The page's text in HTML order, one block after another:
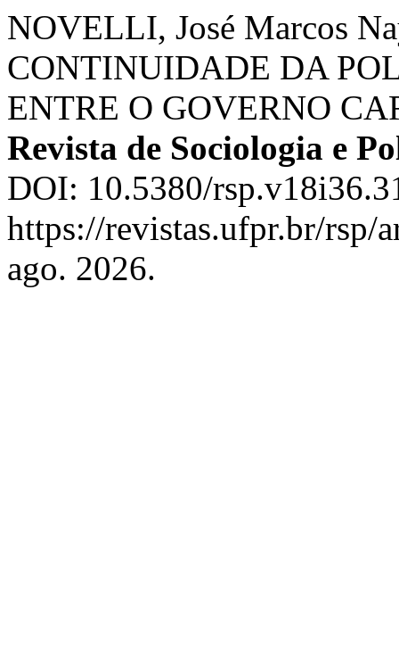
NOVELLI, José Marcos
CONTINUIDADE DA
ENTRE O GOVERNO
Revista de Sociologia e
DOI: 10.5380/
https://revistas.ufpr.br/rsp/
ago. 2026.